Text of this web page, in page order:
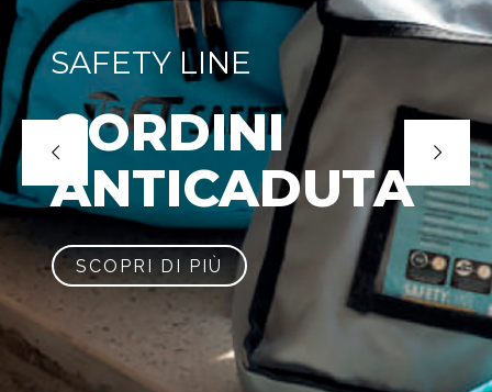
PARAPETTI
SCOPRI DI PIÙ
ATTREZZATURA